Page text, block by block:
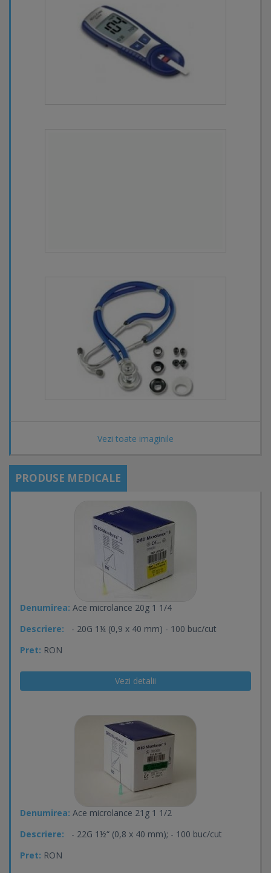
Vezi toate imaginile
PRODUSE MEDICALE
Denumirea: Ace microlance 20g 1 1/4
Descriere: - 20G 1¼ (0,9 x 40 mm) - 100 buc/cut
Pret: RON
Vezi detalii
Denumirea: Ace microlance 21g 1 1/2
Descriere: - 22G 1½“ (0,8 x 40 mm); - 100 buc/cut
Pret: RON